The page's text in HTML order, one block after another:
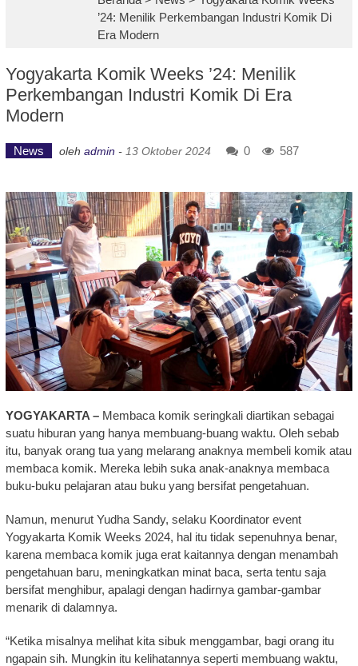
’24: Menilik Perkembangan Industri Komik Di
Era Modern
Yogyakarta Komik Weeks ’24: Menilik
Perkembangan Industri Komik Di Era
Modern
News oleh admin - 13 Oktober 2024 0 587
YOGYAKARTA –Membaca komik seringkali diartikan sebagai
suatu hiburan yang hanya membuang-buang waktu. Oleh sebab
itu, banyak orang tua yang melarang anaknya membeli komik atau
membaca komik. Mereka lebih suka anak-anaknya membaca
buku-buku pelajaran atau buku yang bersifat pengetahuan.
Namun, menurut Yudha Sandy, selaku Koordinator event
Yogyakarta Komik Weeks 2024, hal itu tidak sepenuhnya benar,
karena membaca komik juga erat kaitannya dengan menambah
pengetahuan baru, meningkatkan minat baca, serta tentu saja
bersifat menghibur, apalagi dengan hadirnya gambar-gambar
menarik di dalamnya.
“Ketika misalnya melihat kita sibuk menggambar, bagi orang itu
ngapain sih. Mungkin itu kelihatannya seperti membuang waktu,